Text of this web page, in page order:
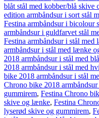
blåt stål med kobber/blå skive
edition armbåndsur i sort stål
Festina armbåndsur i bicolour
armbåndsur i guldfarvet stål
Festina armbåndsur i stål
armbåndsur i stål med lænke
2018 armbåndsur i stål med
2018 armbåndsur i stål med
bike 2018 armbåndsur i stål
Chrono bike 2018
gummirem, Festina Chrono
skive og lænke, Festina
lyserød skive og gummirem,